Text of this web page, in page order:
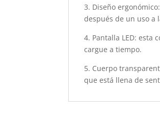
3. Diseño
después de un uso a
4. Pantalla LED: esta
cargue a tiempo.
5. Cuerpo
que está llena de